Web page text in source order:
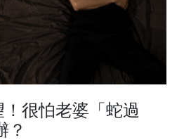
很怕老婆「蛇過
？